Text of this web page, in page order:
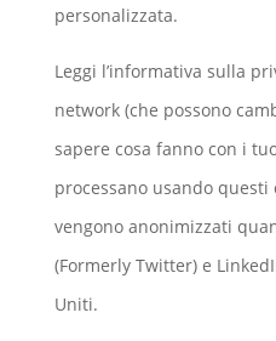
personalizzata.
Leggi l’informativa sulla
network (che possono
sapere cosa fanno con i
processano usando
vengono anonimizzati
(Formerly Twitter) e
Uniti.